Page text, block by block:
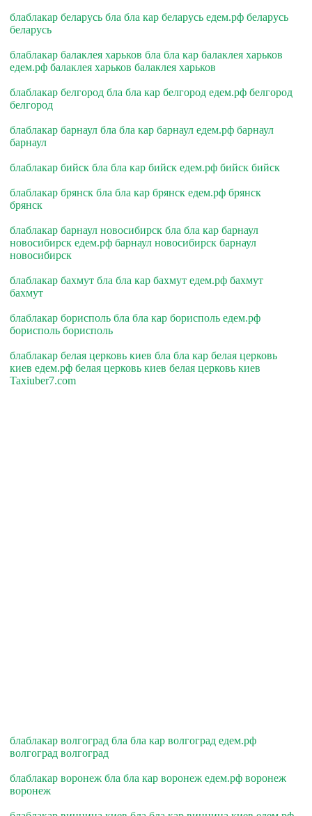
блаблакар беларусь бла бла кар беларусь едем.рф беларусь
беларусь
блаблакар балаклея харьков бла бла кар балаклея харьков
едем.рф балаклея харьков балаклея харьков
блаблакар белгород бла бла кар белгород едем.рф белгород
белгород
блаблакар барнаул бла бла кар барнаул едем.рф барнаул
барнаул
блаблакар бийск бла бла кар бийск едем.рф бийск бийск
блаблакар брянск бла бла кар брянск едем.рф брянск
брянск
блаблакар барнаул новосибирск бла бла кар барнаул
новосибирск едем.рф барнаул новосибирск барнаул
новосибирск
блаблакар бахмут бла бла кар бахмут едем.рф бахмут
бахмут
блаблакар борисполь бла бла кар борисполь едем.рф
борисполь борисполь
блаблакар белая церковь киев бла бла кар белая церковь
киев едем.рф белая церковь киев белая церковь киев
Taxiuber7.com
блаблакар волгоград бла бла кар волгоград едем.рф
волгоград волгоград
блаблакар воронеж бла бла кар воронеж едем.рф воронеж
воронеж